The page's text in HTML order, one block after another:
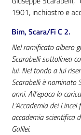
Chiedi al
bibliotecario
Avvisi
Orari
1901, inchiostro e
Bim, Scara/Fi C 2.
Nel ramificato albero
Scarabelli sottolinea
lui. Nel tondo a lui
Scarabelli è nominato
anni. All'epoca la
L'Accademia dei
accademia scientifica
Galilei.